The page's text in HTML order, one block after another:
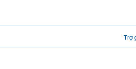
Trợ